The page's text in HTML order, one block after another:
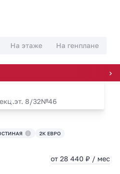
На этаже На генплане
эт. 8/32№46
2К ЕВРО
от 28 440 ₽ / мес